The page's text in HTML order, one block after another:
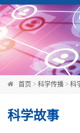
navigation
首页 > 科学传播 > 科
科学故事